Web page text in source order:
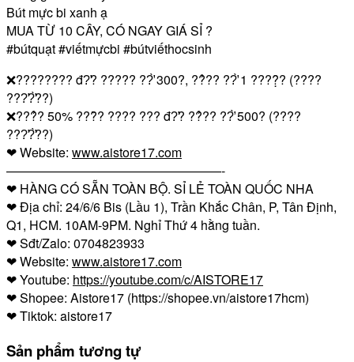
Bút mực bi xanh ạ
MUA TỪ 10 CÂY, CÓ NGAY GIÁ SỈ ?
#bútquạt#viếtmựcbi #bútviếthocsinh
❌???????? đ?̛? ????? ??̛̀ 300?, ??̉?? ??̛̀ 1 ????̣̂? (????
???̛?̛̀??)
❌???̉? 50% ???̂̀? ???? ??? đ?̛? ??̉?? ??̛̀ 500? (????
???̛?̛̀??)
❤Website: www.aistore17.com
—————————————————-
❤ HÀNG CÓ SẴN TOÀN BỘ. SỈ LẺ TOÀN QUỐC NHA
❤Địa chỉ: 24/6/6 Bis (Lầu 1), Trần Khắc Chân, P, Tân Định,
Q1, HCM. 10AM-9PM. Nghỉ Thứ 4 hằng tuần.
❤Sđt/Zalo: 0704823933
❤Website: www.aistore17.com
❤Youtube: https://youtube.com/c/AISTORE17
❤Shopee: Aistore17 (https://shopee.vn/aistore17hcm)
❤Tiktok: aistore17
Sản phẩm tương tự